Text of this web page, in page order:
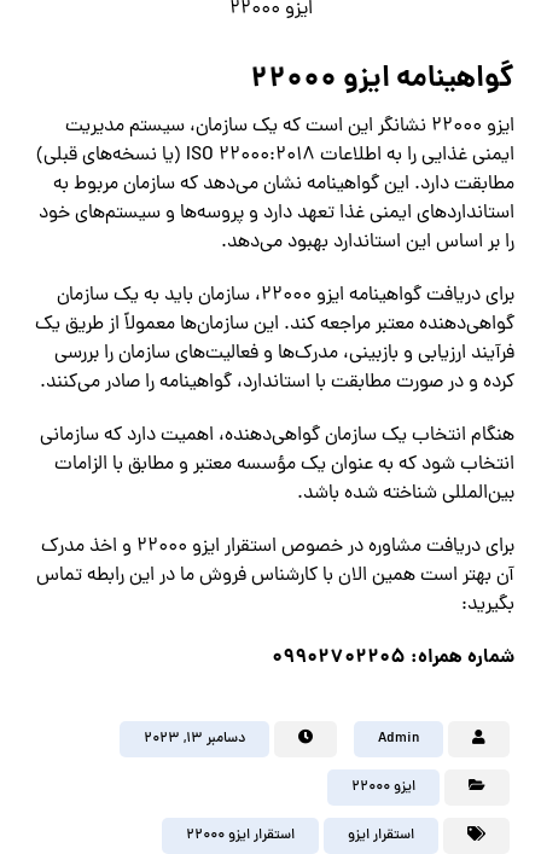
ایزو 22000
گواهینامه ایزو 22000
ایزو 22000 نشانگر این است که یک سازمان، سیستم مدیریت
ایمنی غذایی را به اطلاعات ISO 22000:2018 (یا نسخه‌های قبلی)
مطابقت دارد. این گواهینامه نشان می‌دهد که سازمان مربوط به
استانداردهای ایمنی غذا تعهد دارد و پروسه‌ها و سیستم‌های خود
را بر اساس این استاندارد بهبود می‌دهد.
برای دریافت گواهینامه ایزو 22000، سازمان باید به یک سازمان
گواهی‌دهنده معتبر مراجعه کند. این سازمان‌ها معمولاً از طریق یک
فرآیند ارزیابی و بازبینی، مدرک‌ها و فعالیت‌های سازمان را بررسی
کرده و در صورت مطابقت با استاندارد، گواهینامه را صادر می‌کنند.
هنگام انتخاب یک سازمان گواهی‌دهنده، اهمیت دارد که سازمانی
انتخاب شود که به عنوان یک مؤسسه معتبر و مطابق با الزامات
بین‌المللی شناخته شده باشد.
برای دریافت مشاوره در خصوص استقرار ایزو 22000 و اخذ مدرک
آن بهتر است همین الان با کارشناس فروش ما در این رابطه تماس
بگیرید:
شماره همراه: 09902702205
Admin دسامبر ۱۳, ۲۰۲۳
ایزو 22000
استقرار ایزو استقرار ایزو 22000